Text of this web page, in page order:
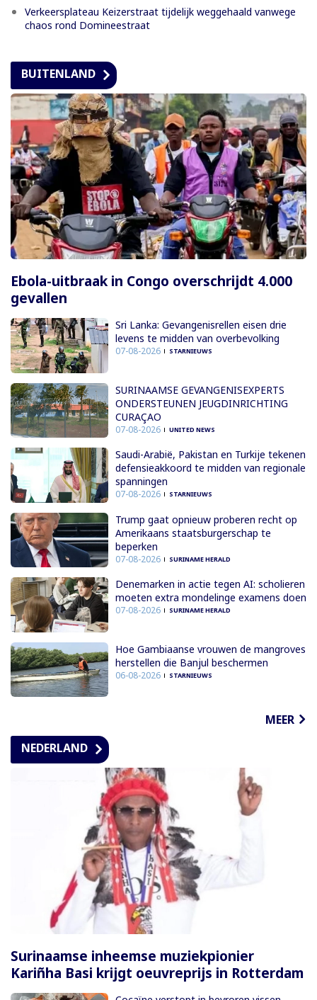
Verkeersplateau Keizerstraat tijdelijk weggehaald vanwege
chaos rond Domineestraat
BUITENLAND
Ebola-uitbraak in Congo overschrijdt 4.000
gevallen
Sri Lanka: Gevangenisrellen eisen drie
levens te midden van overbevolking
07-08-2026 STARNIEUWS
SURINAAMSE GEVANGENISEXPERTS
ONDERSTEUNEN JEUGDINRICHTING
CURAÇAO
07-08-2026 UNITED NEWS
Saudi-Arabië, Pakistan en Turkije tekenen
defensieakkoord te midden van regionale
spanningen
07-08-2026 STARNIEUWS
Trump gaat opnieuw proberen recht op
Amerikaans staatsburgerschap te
beperken
07-08-2026 SURINAME HERALD
Denemarken in actie tegen AI: scholieren
moeten extra mondelinge examens doen
07-08-2026 SURINAME HERALD
Hoe Gambiaanse vrouwen de mangroves
herstellen die Banjul beschermen
06-08-2026 STARNIEUWS
MEER
NEDERLAND
Surinaamse inheemse muziekpionier
Kariñha Basi krijgt oeuvreprijs in Rotterdam